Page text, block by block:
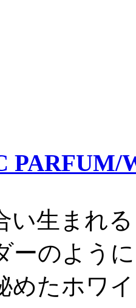
PARFUM/
い生まれる
ーのよう
めたホワ